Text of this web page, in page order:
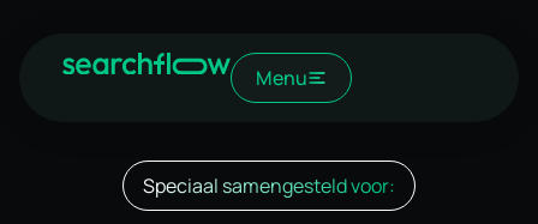
Menu
Speciaal samengesteld voor: